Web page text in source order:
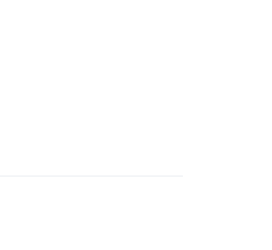
تحلیلی بازار در
همراه اطلاعات به